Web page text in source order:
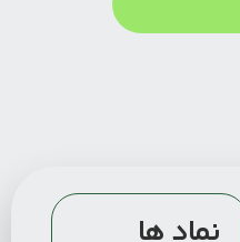
نماد ها